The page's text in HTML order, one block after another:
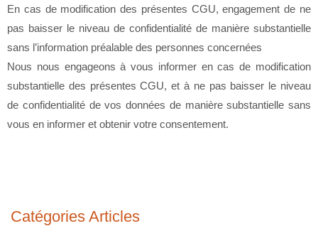
En cas de modification des présentes CGU, engagement de ne
pas baisser le niveau de confidentialité de manière substantielle
sans l’information préalable des personnes concernées
Nous nous engageons à vous informer en cas de modification
substantielle des présentes CGU, et à ne pas baisser le niveau
de confidentialité de vos données de manière substantielle sans
vous en informer et obtenir votre consentement.
Catégories Articles